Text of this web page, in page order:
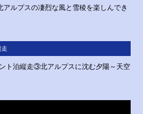
アルプスの凄烈な風と雪稜を楽しんでき
走
ト泊縦走③北アルプスに沈む夕陽～天空